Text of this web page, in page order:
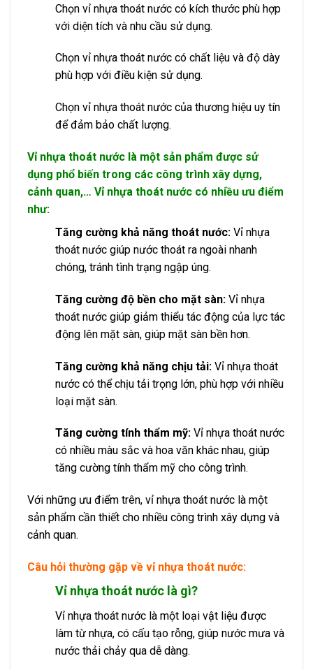
Chọn vỉ nhựa thoát nước có kích thước phù hợp
với diện tích và nhu cầu sử dụng.
Chọn vỉ nhựa thoát nước có chất liệu và độ dày
phù hợp với điều kiện sử dụng.
Chọn vỉ nhựa thoát nước của thương hiệu uy tín
để đảm bảo chất lượng.
Vỉ nhựa thoát nước là một sản phẩm được sử
dụng phổ biến trong các công trình xây dựng,
cảnh quan,… Vỉ nhựa thoát nước có nhiều ưu điểm
như:
Tăng cường khả năng thoát nước: Vỉ nhựa
thoát nước giúp nước thoát ra ngoài nhanh
chóng, tránh tình trạng ngập úng.
Tăng cường độ bền cho mặt sàn: Vỉ nhựa
thoát nước giúp giảm thiểu tác động của lực tác
động lên mặt sàn, giúp mặt sàn bền hơn.
Tăng cường khả năng chịu tải: Vỉ nhựa thoát
nước có thể chịu tải trọng lớn, phù hợp với nhiều
loại mặt sàn.
Tăng cường tính thẩm mỹ: Vỉ nhựa thoát nước
có nhiều màu sắc và hoa văn khác nhau, giúp
tăng cường tính thẩm mỹ cho công trình.
Với những ưu điểm trên, vỉ nhựa thoát nước là một
sản phẩm cần thiết cho nhiều công trình xây dựng và
cảnh quan.
Câu hỏi thường gặp về vỉ nhựa thoát nước:
Vỉ nhựa thoát nước là gì?
Vỉ nhựa thoát nước là một loại vật liệu được
làm từ nhựa, có cấu tạo rỗng, giúp nước mưa và
nước thải chảy qua dễ dàng.